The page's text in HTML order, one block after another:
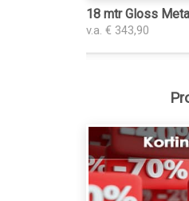
18 mtr Gloss
v.a. € 343,90